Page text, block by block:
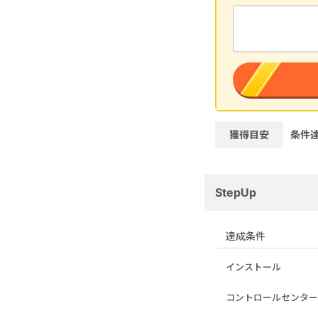
獲得目安 条件
StepUp
達成条件
インストール
コントロールセンタ